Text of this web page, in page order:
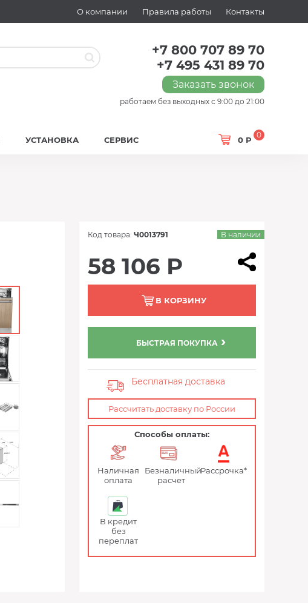
О компании Правила работы Контакты
+7 800 707 89 70
+7 495 431 89 70
Заказать звонок
работаем без выходных с 9:00 до 21:00
0 Р
0
УСТАНОВКА СЕРВИС
Код товара: Ч0013791 В наличии
58 106 Р
В КОРЗИНУ
БЫСТРАЯ ПОКУПКА
Бесплатная доставка
Рассчитать доставку по России
Способы оплаты:
Наличная
оплата
Безналичный
расчет
Рассрочка*
В кредит
без
переплат